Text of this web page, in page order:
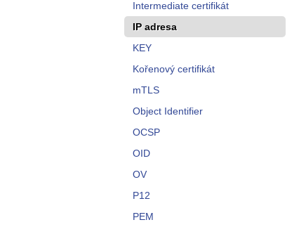
Intermediate certifikát
IP adresa
KEY
Kořenový certifikát
mTLS
Object Identifier
OCSP
OID
OV
P12
PEM